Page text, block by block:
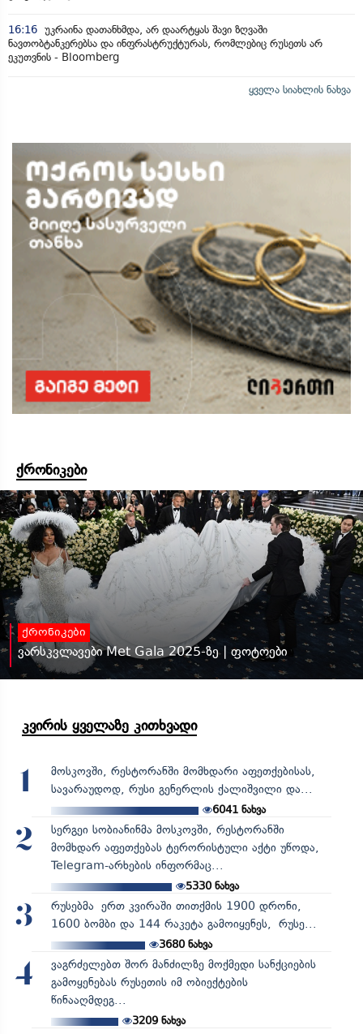
16:16 უკრაინა დათანხმდა, არ დაარტყას შავი ზღვაში
ნავთობტანკერებსა და ინფრასტრუქტურას, რომლებიც რუსეთს არ
ეკუთვნის - Bloomberg
ყველა სიახლის ნახვა
ქრონიკები
ქრონიკები
ვარსკვლავები Met Gala 2025-ზე | ფოტოები
კვირის ყველაზე კითხვადი
1
მოსკოვში, რესტორანში მომხდარი აფეთქებისას,
სავარაუდოდ, რუსი გენერლის ქალიშვილი და...
6041 ნახვა
2
სერგეი სობიანინმა მოსკოვში, რესტორანში
მომხდარ აფეთქებას ტერორისტული აქტი უწოდა,
Telegram-არხების ინფორმაც...
5330ნახვა
3
რუსებმა ერთ კვირაში თითქმის 1900 დრონი,
1600 ბომბი და 144 რაკეტა გამოიყენეს, რუსე...
3680ნახვა
4
ვაგრძელებთ შორ მანძილზე მოქმედი სანქციების
გამოყენებას რუსეთის იმ ობიექტების
წინააღმდეგ...
3209ნახვა